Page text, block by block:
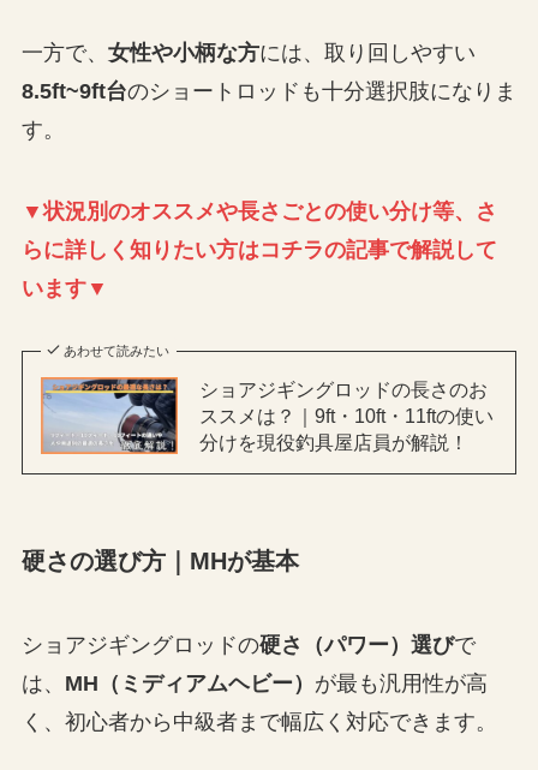
一方で、 女性や小柄な方には、取り回しやすい
8.5ft~9ft台のショートロッドも十分選択肢になりま
す。
▼状況別のオススメや長さごとの使い分け等、さ
らに詳しく知りたい方はコチラの記事で解説して
います▼
あわせて読みたい
ショアジギングロッドの長さのお
ススメは？｜9ft・10ft・11ftの使い
分けを現役釣具屋店員が解説！
硬さの選び方｜MHが基本
ショアジギングロッドの硬さ（パワー）選びで
は、 MH（ミディアムヘビー） が最も汎用性が高
く、初心者から中級者まで幅広く対応できます。